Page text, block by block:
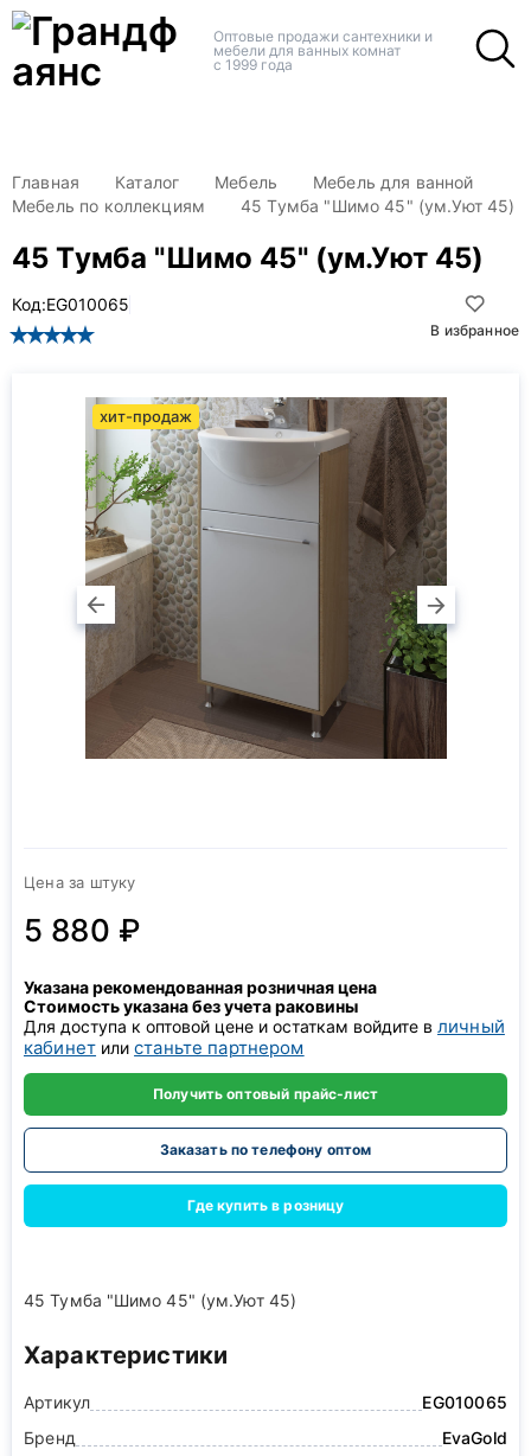
Оптовые продажи сантехники и
мебели для ванных комнат
с 1999 года
Главная Каталог Мебель
Мебель для ванной
Мебель по коллекциям
45 Тумба "Шимо 45" (ум.Уют 45)
45 Тумба "Шимо 45" (ум.Уют 45)
В избранное
Код:EG010065
хит-продаж
Цена за штуку
5 880 ₽
Указана рекомендованная розничная цена
Стоимость указана без учета раковины
Для доступа к оптовой цене и остаткам войдите в личный
кабинет илистаньте партнером
Получить оптовый прайс-лист
Заказать по телефону оптом
Где купить в розницу
45 Тумба "Шимо 45" (ум.Уют 45)
Характеристики
Артикул
EG010065
Бренд
EvaGold